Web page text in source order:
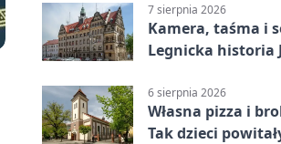
7 sierpnia 2026
Kamera, taśma i
Legnicka historia
6 sierpnia 2026
Własna pizza i
Tak dzieci